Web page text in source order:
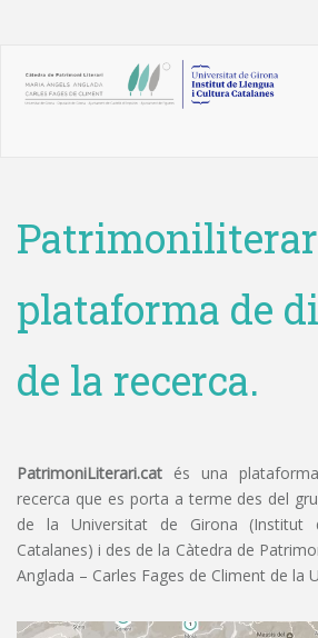
plataforma de
de la recerca.
PatrimoniLiterari.cat és una
recerca que es porta a terme des del
de la Universitat de Girona (Institut
Catalanes) i des de la Càtedra de
Anglada – Carles Fages de Climent de la